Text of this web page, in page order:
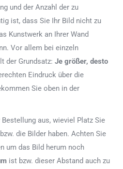
und der Anzahl der zu
ist, dass Sie Ihr Bild nicht zu
Kunstwerk an Ihrer Wand
Vor allem bei einzeln
der Grundsatz: Je größer, desto
Eindruck über die
Sie oben in der
aus, wieviel Platz Sie
die Bilder haben. Achten Sie
um das Bild herum noch
ist bzw. dieser Abstand auch zu